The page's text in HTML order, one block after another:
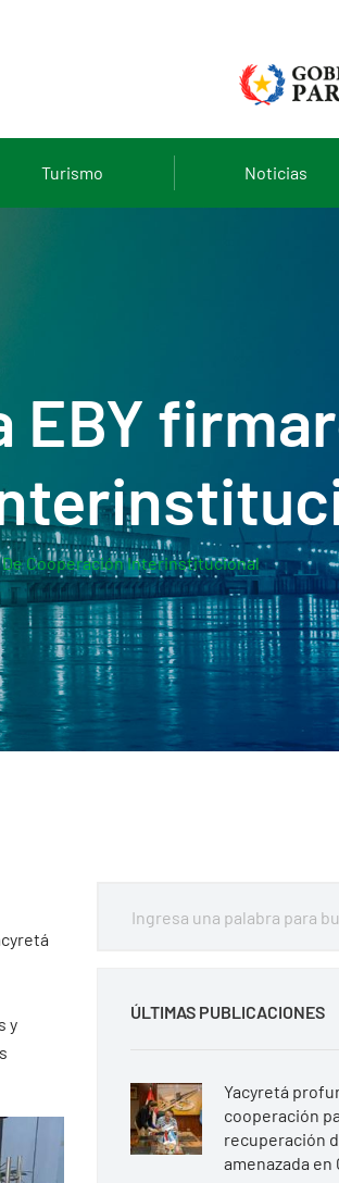
Turismo Noticias
EBY
De Cooperación Interinstitucional
y
ÚLTIMAS PUBLICACIONES
Yacyretá
cooperación
recuperación
amenazada